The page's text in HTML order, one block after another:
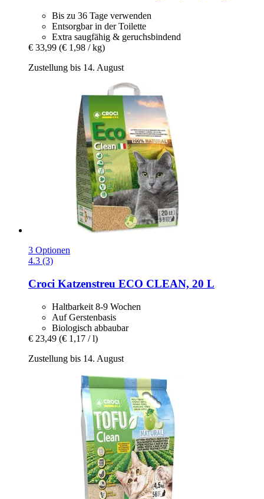
Bis zu 36 Tage verwenden
Entsorgbar in der Toilette
Extra saugfähig & geruchsbindend
€ 33,99 (€ 1,98 / kg)
Zustellung bis 14. August
3 Optionen
4.3 (3)
Croci Katzenstreu ECO CLEAN, 20 L
Haltbarkeit 8-9 Wochen
Auf Gerstenbasis
Biologisch abbaubar
€ 23,49 (€ 1,17 / l)
Zustellung bis 14. August